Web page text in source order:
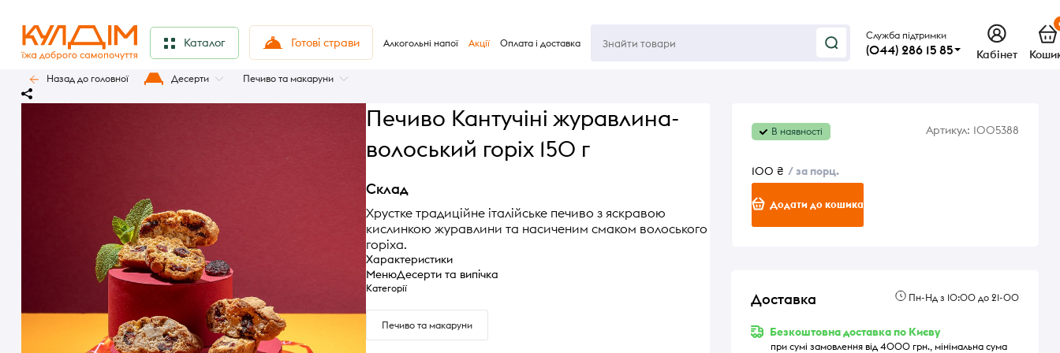
Каталог Готові страви Алкогольні напої Акції Оплата і доставка
Служба підтримки
(044) 286 15 85 Кабінет
Назад до головної Десерти Печиво та макаруни
Печиво Кантучіні журавлина-
волоський горіх 150 г
Склад
Хрустке традиційне італійське печиво з яскравою
кислинкою журавлини та насиченим смаком волоського
горіха.
Характеристики
МенюДесерти та випічка
Категорії
Печиво та макаруни
В наявності Артикул: 1005388
100 ₴ / за порц.
Додати до кошика
Доставка Пн-Нд з 10:00 до 21-00
Безкоштовна доставка по Києву
при сумі замовлення від 4000 грн., мінімальна сума